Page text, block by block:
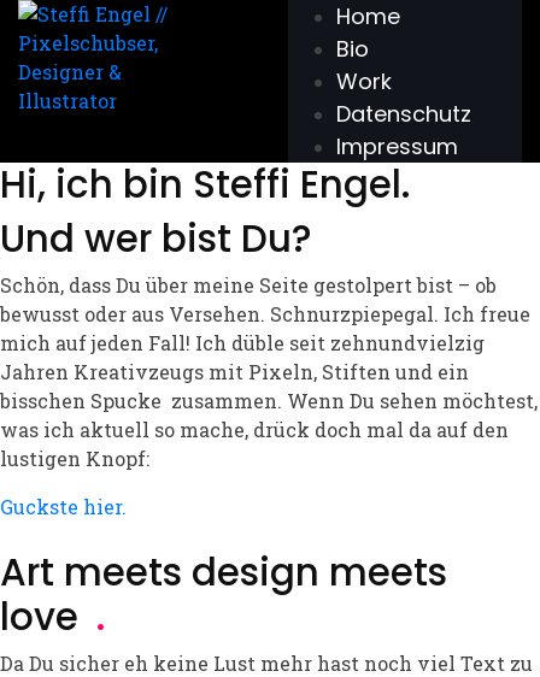
Skip
the
content
Home
Bio
Work
Datenschutz
Impressum
Hi, ich bin Steffi Engel.
Und wer bist Du?
Schön, dass Du über meine Seite gestolpert bist – ob
bewusst oder aus Versehen. Schnurzpiepegal. Ich freue
mich auf jeden Fall! Ich düble seit zehnundvielzig
Jahren Kreativzeugs mit Pixeln, Stiften und ein
bisschen Spucke zusammen. Wenn Du sehen möchtest,
was ich aktuell so mache, drück doch mal da auf den
lustigen Knopf:
Guckste hier.
Art meets design meets
love .
Da Du sicher eh keine Lust mehr hast noch viel Text zu